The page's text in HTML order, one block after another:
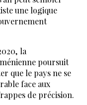
une logique
la
poursuit
que le pays ne se
face aux
de précision.